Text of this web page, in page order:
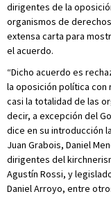
dirigentes de la
organismos de
extensa carta para
el acuerdo.
“Dicho acuerdo es
la oposición política
casi la totalidad de las
decir, a excepción del
dice en su introducción
Juan Grabois, Daniel
dirigentes del
Agustín Rossi, y
Daniel Arroyo, entre